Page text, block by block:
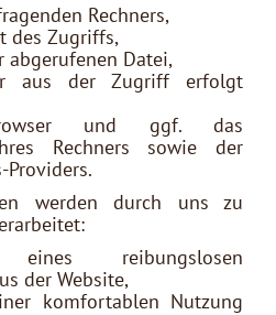
Rechners,
des Zugriffs,
abgerufenen Datei,
aus der Zugriff erfolgt
und ggf. das
Rechners sowie der
Providers.
werden durch uns zu
eines reibungslosen
der Website,
komfortablen Nutzung